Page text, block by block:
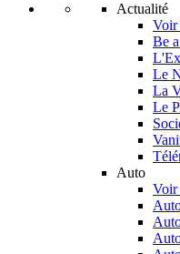
Actualité
Voir
Be
Le
La
Le
Auto
Voir